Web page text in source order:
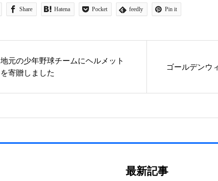
Share Hatena Pocket feedly Pin it
地元の少年野球チームにヘルメット
を寄贈しました
ゴールデンウ
最新記事